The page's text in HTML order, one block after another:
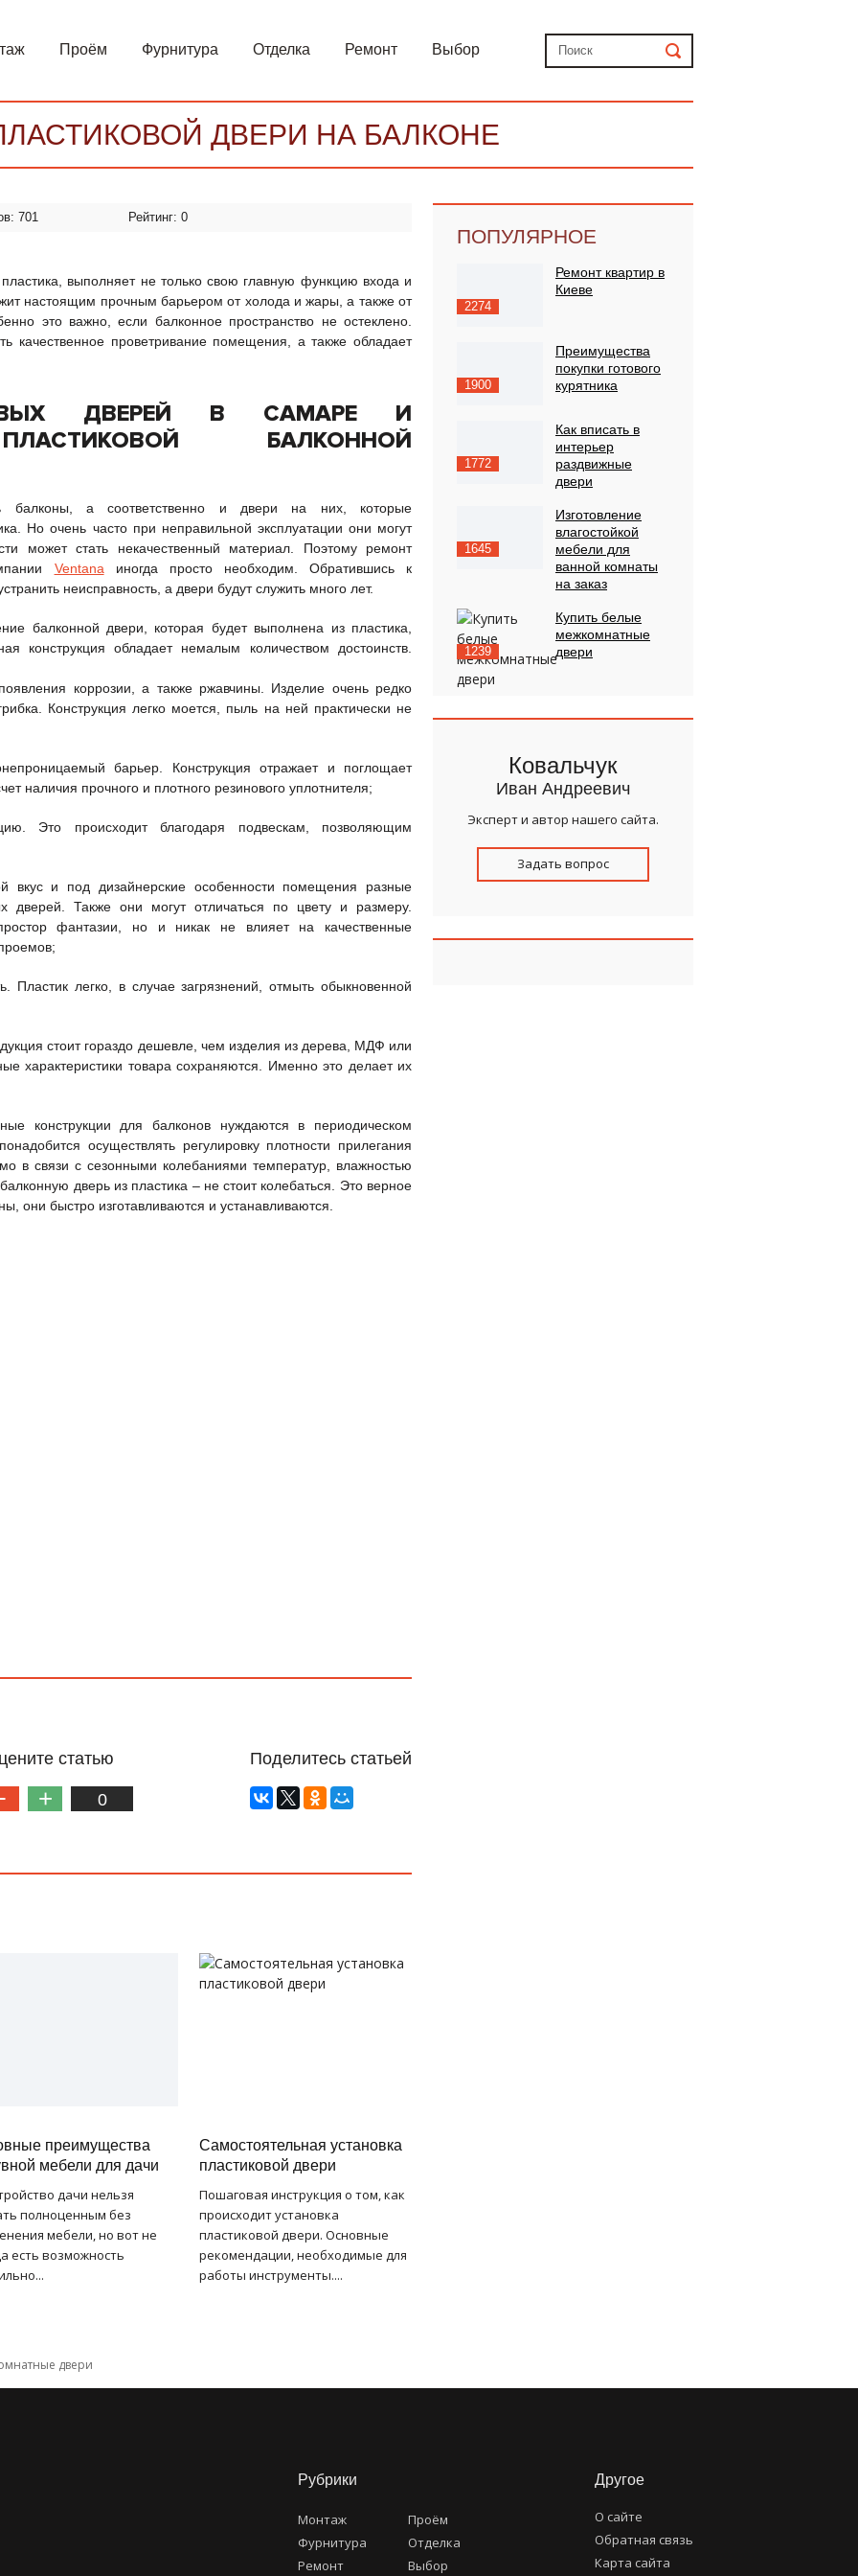
Проём Фурнитура Отделка Ремонт Выбор
ДВЕРИ НА БАЛКОНЕ
701 Рейтинг:0
выполняет не только свою главную функцию входа и
настоящим прочным барьером от холода и жары, а также от
это важно, если балконное пространство не остеклено.
качественное проветривание помещения, а также обладает
ДВЕРЕЙ В САМАРЕ И
БАЛКОННОЙ
балконы, а соответственно и двери на них, которые
Но очень часто при неправильной эксплуатации они могут
может стать некачественный материал. Поэтому ремонт
Ventana иногда просто необходим. Обратившись к
неисправность, а двери будут служить много лет.
балконной двери, которая будет выполнена из пластика,
конструкция обладает немалым количеством достоинств.
коррозии, а также ржавчины. Изделие очень редко
Конструкция легко моется, пыль на ней практически не
барьер. Конструкция отражает и поглощает
наличия прочного и плотного резинового уплотнителя;
Это происходит благодаря подвескам, позволяющим
вкус и под дизайнерские особенности помещения разные
дверей. Также они могут отличаться по цвету и размеру.
фантазии, но и никак не влияет на качественные
Пластик легко, в случае загрязнений, отмыть обыкновенной
стоит гораздо дешевле, чем изделия из дерева, МДФ или
характеристики товара сохраняются. Именно это делает их
конструкции для балконов нуждаются в периодическом
осуществлять регулировку плотности прилегания
в связи с сезонными колебаниями температур, влажностью
дверь из пластика – не стоит колебаться. Это верное
они быстро изготавливаются и устанавливаются.
статью
0
Поделитесь статьей
преимущества
мебели для дачи
дачи нельзя
полноценным без
мебели, но вот не
есть возможность
Самостоятельная установка
пластиковой двери
Пошаговая инструкция о том, как
происходит установка
пластиковой двери. Основные
рекомендации, необходимые для
работы инструменты....
ПОПУЛЯРНОЕ
2274
Ремонт квартир в
Киеве
1900
Преимущества
покупки готового
курятника
1772
Как вписать в
интерьер
раздвижные
двери
1645
Изготовление
влагостойкой
мебели для
ванной комнаты
на заказ
1239
Купить белые
межкомнатные
двери
Ковальчук
Иван Андреевич
Эксперт и автор нашего сайта.
Задать вопрос
двери
Другое
О сайте
Обратная связь
Карта сайта
Рубрики
Монтаж
Проём
Фурнитура
Отделка
Ремонт
Выбор